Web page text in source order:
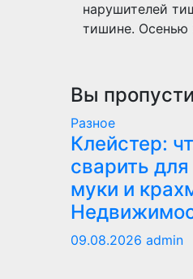
нарушителей
тишине. Осенью
Вы
Разное
Клейстер:
сварить
муки и
09.08.2026 admin